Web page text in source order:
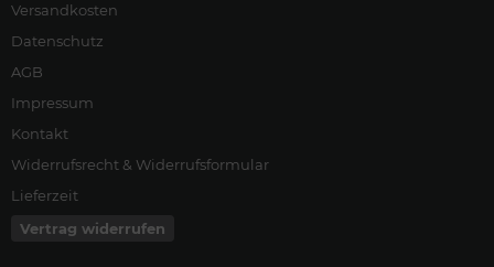
Versandkosten
Datenschutz
AGB
Impressum
Kontakt
Widerrufsrecht & Widerrufsformular
Lieferzeit
Vertrag widerrufen